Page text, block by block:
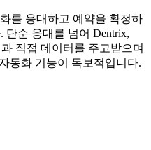
를 응대하고 예약을 확정하
순 응대를 넘어 Dentrix,
직접 데이터를 주고받으며
동화 기능이 독보적입니다.